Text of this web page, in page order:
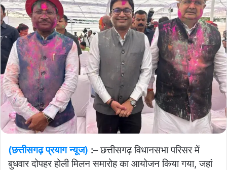
(छत्तीसगढ़ प्रयाग न्यूज) :– छत्तीसगढ़ विधानसभा परिसर में
बुधवार दोपहर होली मिलन समारोह का आयोजन किया गया, जहां